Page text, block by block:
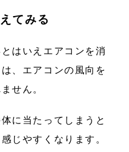
てみる
はいえエアコンを消
、エアコンの風向を
せん。
に当たってしまうと
じやすくなります。